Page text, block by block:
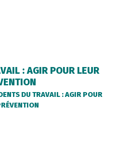
: AGIR POUR LEUR
DU TRAVAIL : AGIR POUR